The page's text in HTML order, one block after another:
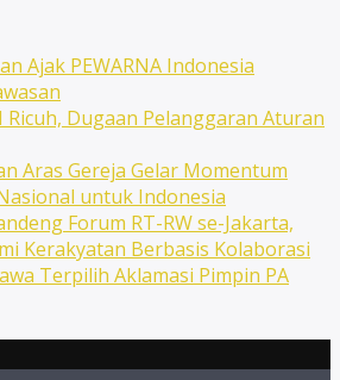
Ajak PEWARNA Indonesia
Ricuh, Dugaan Pelanggaran Aturan
Aras Gereja Gelar Momentum
untuk Indonesia
Forum RT-RW se-Jakarta,
Kerakyatan Berbasis Kolaborasi
Terpilih Aklamasi Pimpin PA